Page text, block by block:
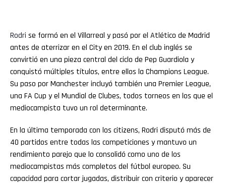
Rodri se formó en el Villarreal y pasó por el Atlético de Madrid
antes de aterrizar en el City en 2019. En el club inglés se
convirtió en una pieza central del ciclo de Pep Guardiola y
conquistó múltiples títulos, entre ellos la Champions League.
Su paso por Manchester incluyó también una Premier League,
una FA Cup y el Mundial de Clubes, todos torneos en los que el
mediocampista tuvo un rol determinante.
En la última temporada con los citizens, Rodri disputó más de
40 partidos entre todas las competiciones y mantuvo un
rendimiento parejo que lo consolidó como uno de los
mediocampistas más completos del fútbol europeo. Su
capacidad para cortar jugadas, distribuir con criterio y aparecer